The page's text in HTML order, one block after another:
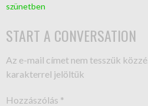
szünetben
START A CONVERSATION
Az e-mail címet nem tesszük közzé.
karakterrel jelöltük
Hozzászólás *